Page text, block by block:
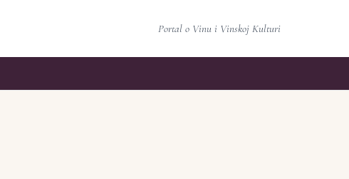
Portal o Vinu i Vinskoj Kulturi